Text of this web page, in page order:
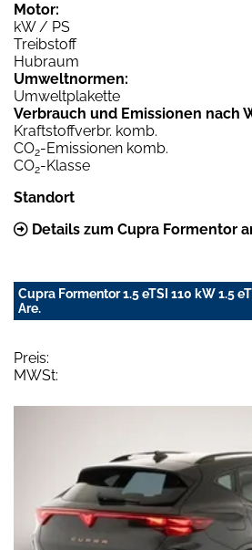
Motor:
kW / PS
Treibstoff
Hubraum
Umweltnormen:
Umweltplakette
Verbrauch und Emissionen nach
Kraftstoffverbr. komb.
CO2-Emissionen komb.
CO2-Klasse
Standort
Details zum Cupra Formentor
Cupra Formentor 1.5 eTSI 110 kW 1.5
Are.
Preis:
MWSt: